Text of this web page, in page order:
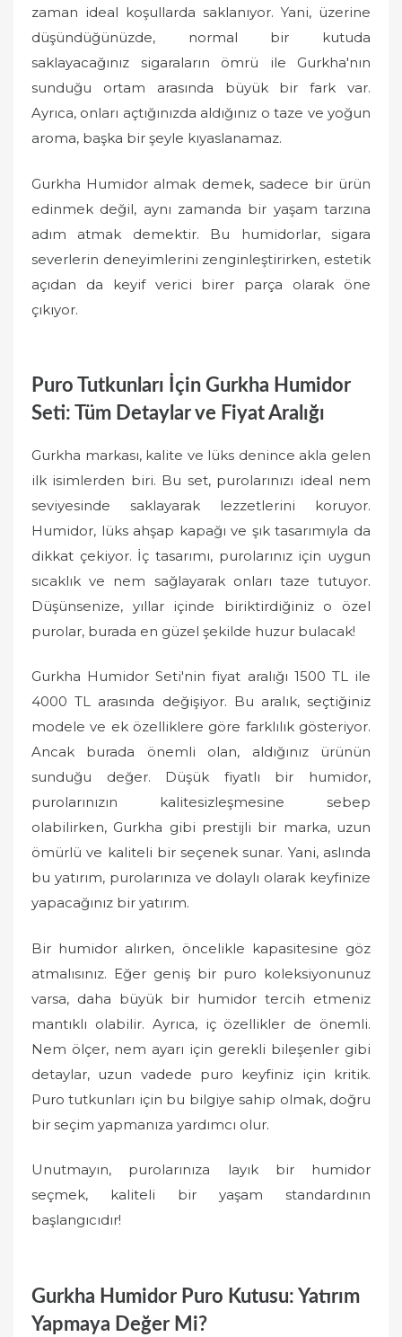
zaman ideal koşullarda saklanıyor. Yani, üzerine
düşündüğünüzde, normal bir kutuda
saklayacağınız sigaraların ömrü ile Gurkha'nın
sunduğu ortam arasında büyük bir fark var.
Ayrıca, onları açtığınızda aldığınız o taze ve yoğun
aroma, başka bir şeyle kıyaslanamaz.
Gurkha Humidor almak demek, sadece bir ürün
edinmek değil, aynı zamanda bir yaşam tarzına
adım atmak demektir. Bu humidorlar, sigara
severlerin deneyimlerini zenginleştirirken, estetik
açıdan da keyif verici birer parça olarak öne
çıkıyor.
Puro Tutkunları İçin Gurkha Humidor
Seti: Tüm Detaylar ve Fiyat Aralığı
Gurkha markası, kalite ve lüks denince akla gelen
ilk isimlerden biri. Bu set, purolarınızı ideal nem
seviyesinde saklayarak lezzetlerini koruyor.
Humidor, lüks ahşap kapağı ve şık tasarımıyla da
dikkat çekiyor. İç tasarımı, purolarınız için uygun
sıcaklık ve nem sağlayarak onları taze tutuyor.
Düşünsenize, yıllar içinde biriktirdiğiniz o özel
purolar, burada en güzel şekilde huzur bulacak!
Gurkha Humidor Seti'nin fiyat aralığı 1500 TL ile
4000 TL arasında değişiyor. Bu aralık, seçtiğiniz
modele ve ek özelliklere göre farklılık gösteriyor.
Ancak burada önemli olan, aldığınız ürünün
sunduğu değer. Düşük fiyatlı bir humidor,
purolarınızın kalitesizleşmesine sebep
olabilirken, Gurkha gibi prestijli bir marka, uzun
ömürlü ve kaliteli bir seçenek sunar. Yani, aslında
bu yatırım, purolarınıza ve dolaylı olarak keyfinize
yapacağınız bir yatırım.
Bir humidor alırken, öncelikle kapasitesine göz
atmalısınız. Eğer geniş bir puro koleksiyonunuz
varsa, daha büyük bir humidor tercih etmeniz
mantıklı olabilir. Ayrıca, iç özellikler de önemli.
Nem ölçer, nem ayarı için gerekli bileşenler gibi
detaylar, uzun vadede puro keyfiniz için kritik.
Puro tutkunları için bu bilgiye sahip olmak, doğru
bir seçim yapmanıza yardımcı olur.
Unutmayın, purolarınıza layık bir humidor
seçmek, kaliteli bir yaşam standardının
başlangıcıdır!
Gurkha Humidor Puro Kutusu: Yatırım
Yapmaya Değer Mi?